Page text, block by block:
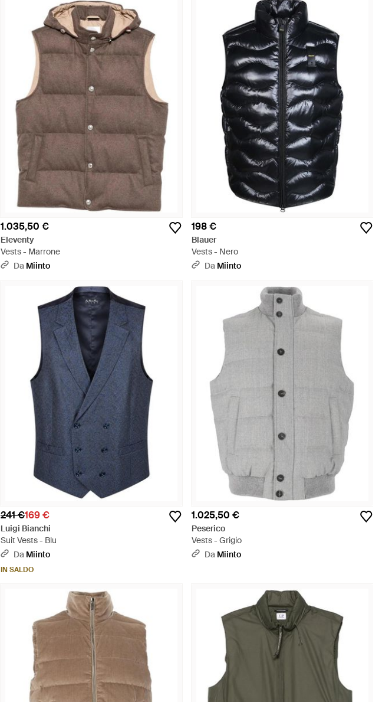
1.035,50 €
Eleventy
Vests - Marrone
Da Miinto
198 €
Blauer
Vests - Nero
Da Miinto
241 €169 €
Luigi Bianchi
Suit Vests - Blu
Da Miinto
IN SALDO
1.025,50 €
Peserico
Vests - Grigio
Da Miinto